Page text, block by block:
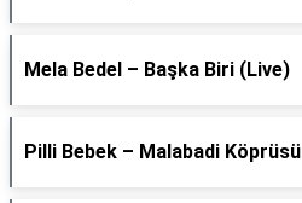
Mela Bedel – Başka Biri (Live)
Pilli Bebek – Malabadi Köprüsü